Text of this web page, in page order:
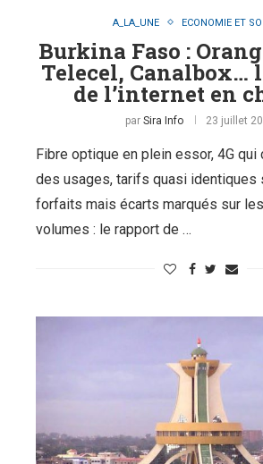
A_LA_UNE ECONOMIE ET
Burkina Faso :
Telecel, Canalbox…
de l’internet en
par Sira Info 23 juillet
Fibre optique en plein essor, 4G qui
des usages, tarifs quasi identiques
forfaits mais écarts marqués sur
volumes : le rapport de …